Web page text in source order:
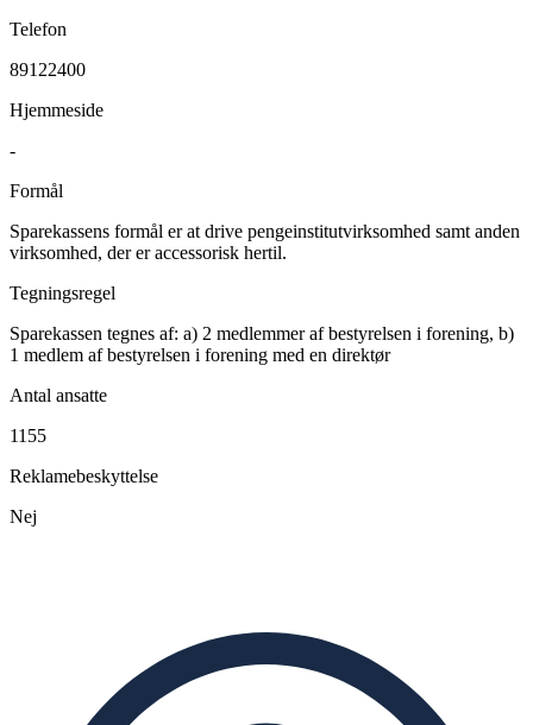
Telefon
89122400
Hjemmeside
-
Formål
Sparekassens formål er at drive pengeinstitutvirksomhed samt anden
virksomhed, der er accessorisk hertil.
Tegningsregel
Sparekassen tegnes af: a) 2 medlemmer af bestyrelsen i forening, b)
1 medlem af bestyrelsen i forening med en direktør
Antal ansatte
1155
Reklamebeskyttelse
Nej